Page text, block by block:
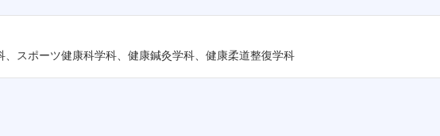
、スポーツ健康科学科、健康鍼灸学科、健康柔道整復学科